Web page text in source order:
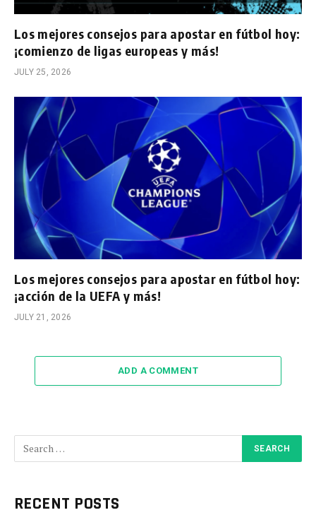
Los mejores consejos para apostar en fútbol hoy:
¡comienzo de ligas europeas y más!
JULY 25, 2026
Los mejores consejos para apostar en fútbol hoy:
¡acción de la UEFA y más!
JULY 21, 2026
ADD A COMMENT
RECENT POSTS